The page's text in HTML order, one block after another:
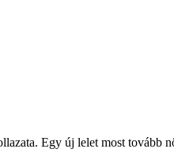
Egy új lelet most tovább